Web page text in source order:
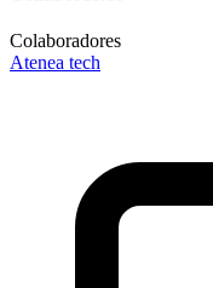
Colaboradores
Atenea tech